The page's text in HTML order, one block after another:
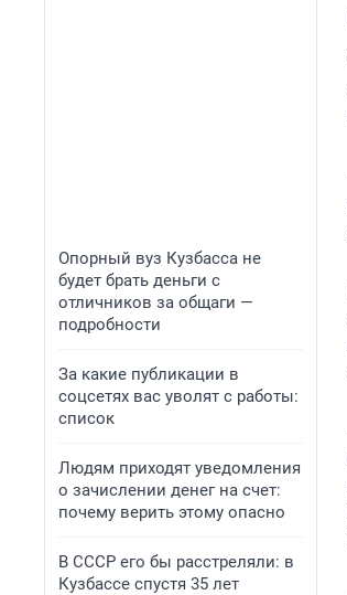
Опорный вуз Кузбасса не
будет брать деньги с
отличников за общаги —
подробности
За какие публикации в
соцсетях вас уволят с работы:
список
Людям приходят уведомления
о зачислении денег на счет:
почему верить этому опасно
В СССР его бы расстреляли: в
Кузбассе спустя 35 лет